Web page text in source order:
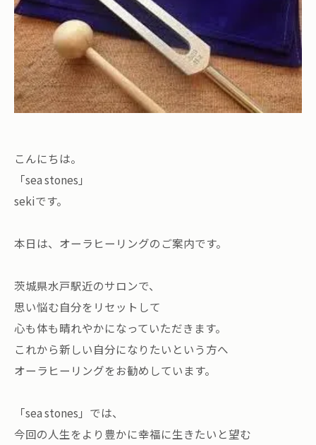
こんにちは。
「sea stones」
sekiです。
本日は、オーラヒーリングのご案内です。
茨城県水戸駅近のサロンで、
思い悩む自分をリセットして
心も体も晴れやかになっていただきます。
これから新しい自分になりたいという方へ
オーラヒーリングをお勧めしています。
「sea stones」では、
今回の人生をより豊かに幸福に生きたいと望む